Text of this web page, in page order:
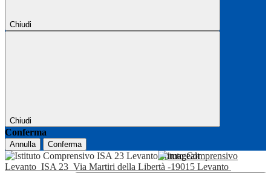
Chiudi
Chiudi
Conferma
Annulla Conferma
Istituto Comprensivo
Levanto ISA 23 Via Martiri della Libertà -19015 Levanto